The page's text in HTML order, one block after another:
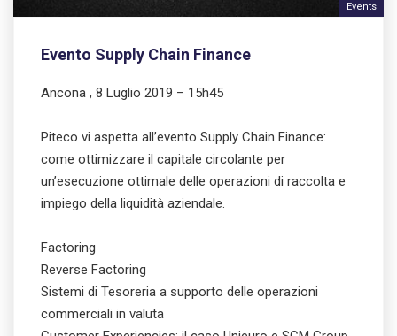
Events
Evento Supply Chain Finance
Ancona , 8 Luglio 2019 – 15h45
Piteco vi aspetta all’evento Supply Chain Finance:
come ottimizzare il capitale circolante per
un’esecuzione ottimale delle operazioni di raccolta e
impiego della liquidità aziendale.
Factoring
Reverse Factoring
Sistemi di Tesoreria a supporto delle operazioni
commerciali in valuta